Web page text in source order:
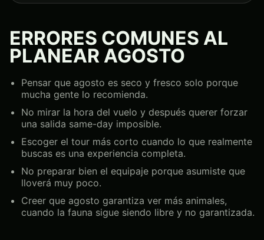
ERRORES COMUNES AL
PLANEAR AGOSTO
Pensar que agosto es seco y fresco solo porque
mucha gente lo recomienda.
No mirar la hora del vuelo y después querer forzar
una salida same-day imposible.
Escoger el tour más corto cuando lo que realmente
buscas es una experiencia completa.
No preparar bien el equipaje porque asumiste que
lloverá muy poco.
Creer que agosto garantiza ver más animales,
cuando la fauna sigue siendo libre y no garantizada.